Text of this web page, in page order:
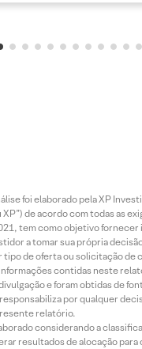
foi elaborado pela XP
de acordo com todas as
tem como objetivo fornecer
a tomar sua própria
de oferta ou solicitação de
contidas neste
e foram obtidas de
por qualquer
relatório.
considerando a
resultados de alocação para